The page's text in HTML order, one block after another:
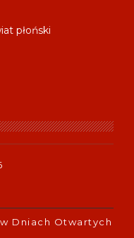
płoński
Dniach Otwartych